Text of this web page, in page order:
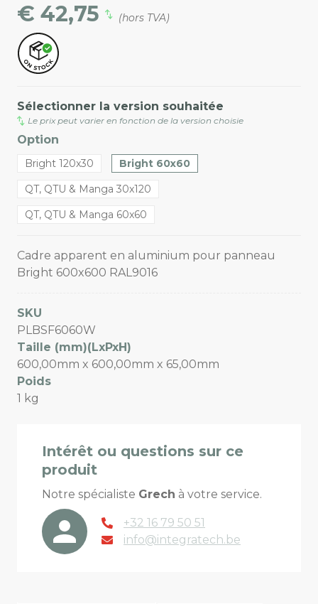
€ 42,75
(hors TVA)
Sélectionner la version souhaitée
Le prix peut varier en fonction de la version choisie
Option
Bright 120x30
Bright 60x60
QT, QTU & Manga 30x120
QT, QTU & Manga 60x60
Cadre apparent en aluminium pour panneau
Bright 600x600 RAL9016
SKU
PLBSF6060W
Taille (mm)(LxPxH)
600,00mm x 600,00mm x 65,00mm
Poids
1 kg
Intérêt ou questions sur ce
produit
Notre spécialiste Grech à votre service.
+32 16 79 50 51
info@integratech.be